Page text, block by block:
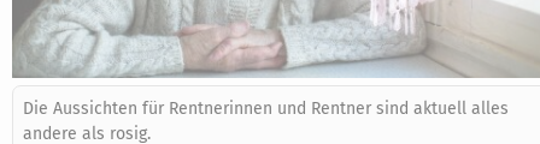
Die Aussichten für Rentnerinnen und Rentner sind aktuell alles
andere als rosig.